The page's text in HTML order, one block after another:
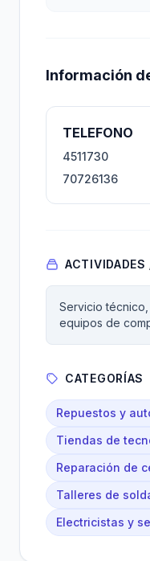
Información
TELEFONO
4511730
70726136
ACTIVIDADES
Servicio
equipos de
CATEGORÍAS
Repuestos y
Tiendas de
Reparación de
Talleres de
Electricistas y